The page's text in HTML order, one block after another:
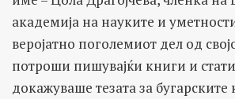
академија на науките и
веројатно поголемиот дел од
потроши пишувајќи книги и
докажуваше тезата за